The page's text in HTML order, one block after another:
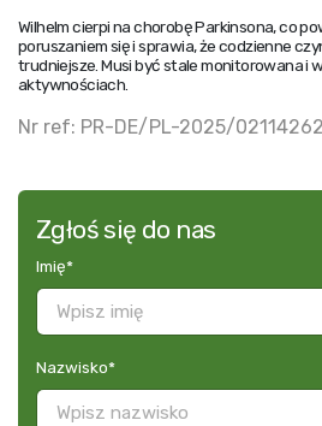
Wilhelm cierpi na chorobę Parkinsona, co
poruszaniem się i sprawia, że codzienne
trudniejsze. Musi być stale monitorowana i
aktywnościach.
Nr ref: PR-DE/PL-2025/02114262
Zgłoś się do nas
Imię*
Nazwisko*